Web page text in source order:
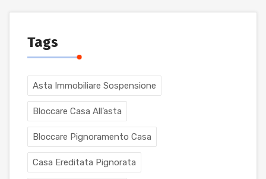
Tags
Asta Immobiliare Sospensione
Bloccare Casa All’asta
Bloccare Pignoramento Casa
Casa Ereditata Pignorata